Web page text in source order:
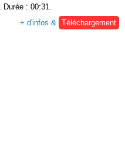
. Durée : 00:31.
+ d'infos &
Téléchargement